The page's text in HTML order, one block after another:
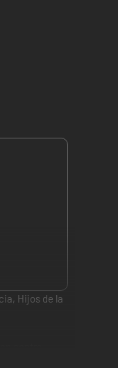
Hijos de la
contra,